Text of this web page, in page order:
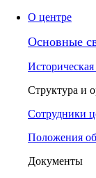
О центре
Основные
Историческая
Структура и
Сотрудники
Положения
Документы